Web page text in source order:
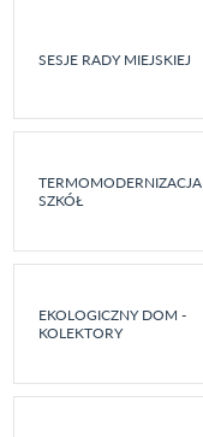
SESJE RADY MIEJSKIEJ
TERMOMODERNIZACJA
SZKÓŁ
EKOLOGICZNY DOM -
KOLEKTORY